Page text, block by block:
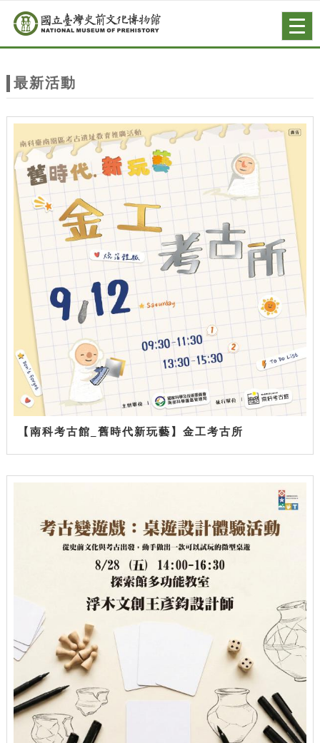
站
主
題
跳到主要內容
網站導覽
最新活動
【南科考古館_舊時代新玩藝】金工考古所